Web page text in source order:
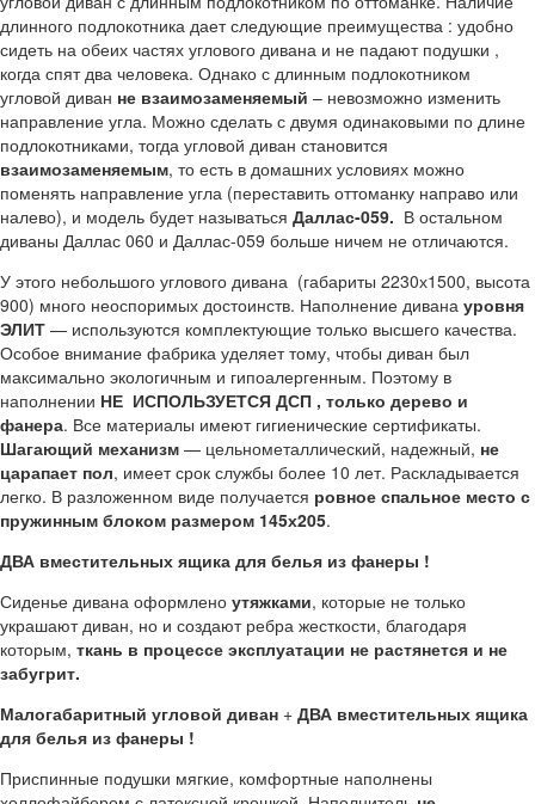
длинного подлокотника дает следующие преимущества : удобно
сидеть на обеих частях углового дивана и не падают подушки ,
когда спят два человека. Однако с длинным подлокотником
угловой диван не взаимозаменяемый – невозможно изменить
направление угла. Можно сделать с двумя одинаковыми по длине
подлокотниками, тогда угловой диван становится
взаимозаменяемым, то есть в домашних условиях можно
поменять направление угла (переставить оттоманку направо или
налево), и модель будет называться Даллас-059. В остальном
диваны Даллас 060 и Даллас-059 больше ничем не отличаются.
У этого небольшого углового дивана (габариты 2230х1500, высота
900) много неоспоримых достоинств. Наполнение дивана уровня
ЭЛИТ — используются комплектующие только высшего качества.
Особое внимание фабрика уделяет тому, чтобы диван был
максимально экологичным и гипоалергенным. Поэтому в
наполнении НЕ ИСПОЛЬЗУЕТСЯ ДСП , только дерево и
фанера. Все материалы имеют гигиенические сертификаты.
Шагающий механизм — цельнометаллический, надежный, не
царапает пол, имеет срок службы более 10 лет. Раскладывается
легко. В разложенном виде получается ровное спальное место с
пружинным блоком размером 145х205.
ДВА вместительных ящика для белья из фанеры !
Сиденье дивана оформлено утяжками, которые не только
украшают диван, но и создают ребра жесткости, благодаря
которым, ткань в процессе эксплуатации не растянется и не
забугрит.
Малогабаритный угловой диван + ДВА вместительных ящика
для белья из фанеры !
Приспинные подушки мягкие, комфортные наполнены